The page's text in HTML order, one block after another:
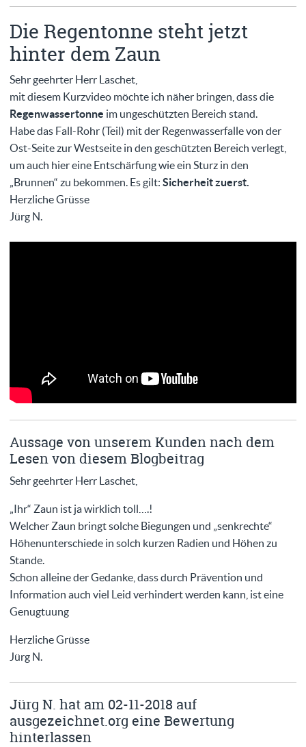
Die Regentonne steht jetzt
hinter dem Zaun
Sehr geehrter Herr Laschet,
mit diesem Kurzvideo möchte ich näher bringen, dass die
Regenwassertonne im ungeschützten Bereich stand.
Habe das Fall-Rohr (Teil) mit der Regenwasserfalle von der
Ost-Seite zur Westseite in den geschützten Bereich verlegt,
um auch hier eine Entschärfung wie ein Sturz in den
„Brunnen“ zu bekommen. Es gilt: Sicherheit zuerst.
Herzliche Grüsse
Jürg N.
Aussage von unserem Kunden nach dem
Lesen von diesem Blogbeitrag
Sehr geehrter Herr Laschet,
„Ihr“ Zaun ist ja wirklich toll….!
Welcher Zaun bringt solche Biegungen und „senkrechte“
Höhenunterschiede in solch kurzen Radien und Höhen zu
Stande.
Schon alleine der Gedanke, dass durch Prävention und
Information auch viel Leid verhindert werden kann, ist eine
Genugtuung
Herzliche Grüsse
Jürg N.
Jürg N. hat am 02-11-2018 auf
ausgezeichnet.org eine Bewertung
hinterlassen